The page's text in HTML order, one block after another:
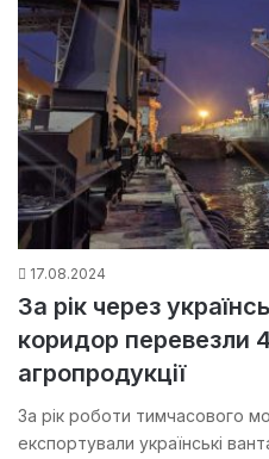
17.08.2024
За рік через
коридор перевезли
агропродукції
За рік роботи тимчасового
експортували українські